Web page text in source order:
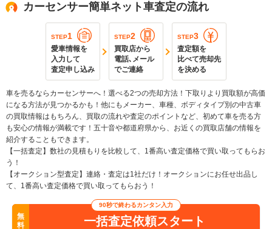
カーセンサー簡単ネット車査定の流れ
STEP1
愛車情報を
入力して
査定申し込み
STEP2
買取店から
電話､メール
でご連絡
STEP3
査定額を
比べて売却先
を決める
車を売るならカーセンサーへ！選べる2つの売却方法！下取りより買取額が高価
になる方法が見つかるかも！他にもメーカー、車種、ボディタイプ別の中古車
の買取情報はもちろん、買取の流れや査定のポイントなど、初めて車を売る方
も安心の情報が満載です！五十音や都道府県から、お近くの買取店舗の情報を
紹介することもできます。
【一括査定】数社の見積もりを比較して、1番高い査定価格で買い取ってもらお
う！
【オークション型査定】連絡・査定は1社だけ！オークションにお任せ出品し
て、1番高い査定価格で買い取ってもらおう！
無
料
90秒で終わるカンタン入力
一括査定依頼スタート